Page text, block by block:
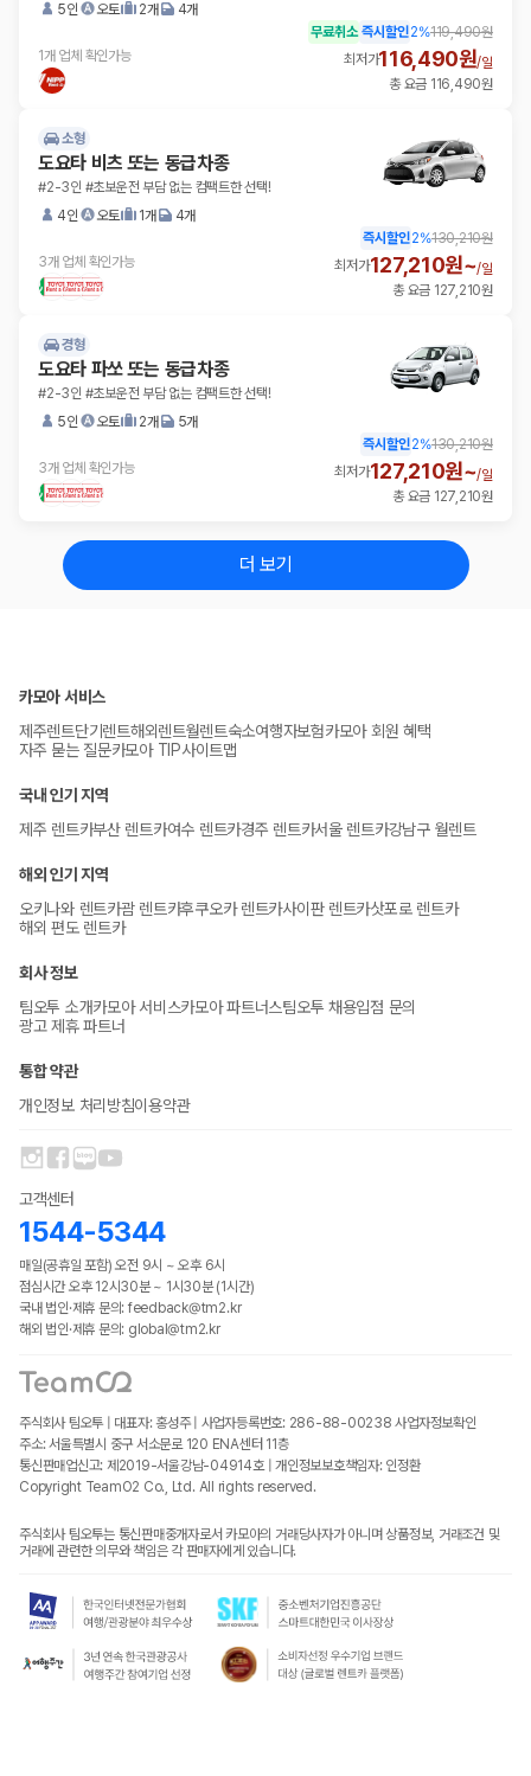
5인 오토 2개 4개
1개 업체 확인가능
무료취소 즉시할인2%119,490원
최저가116,490원/일
총 요금 116,490원
소형
도요타 비츠 또는 동급차종
#2-3인 #초보운전 부담 없는 컴팩트한 선택!
4인
오토 1개 4개
3개 업체 확인가능
즉시할인2%130,210원
최저가127,210원~/일
총 요금 127,210원
경형
도요타 파쏘 또는 동급차종
#2-3인 #초보운전 부담 없는 컴팩트한 선택!
5인
오토 2개 5개
3개 업체 확인가능
즉시할인2%130,210원
최저가127,210원~/일
총 요금 127,210원
더 보기
카모아 서비스
제주렌트단기렌트해외렌트월렌트숙소여행자보험카모아 회원 혜택
자주 묻는 질문카모아 TIP사이트맵
국내 인기 지역
제주 렌트카부산 렌트카여수 렌트카경주 렌트카서울 렌트카강남구 월렌트
해외 인기 지역
오키나와 렌트카괌 렌트카후쿠오카 렌트카사이판 렌트카삿포로 렌트카
해외 편도 렌트카
회사 정보
팀오투 소개카모아 서비스카모아 파트너스팀오투 채용입점 문의
광고 제휴 파트너
통합 약관
개인정보 처리방침이용약관
고객센터
1544-5344
매일(공휴일 포함) 오전 9시 ~ 오후 6시
점심시간 오후 12시30분 ~ 1시30분 (1시간)
국내 법인·제휴 문의: feedback@tm2.kr
해외 법인·제휴 문의: global@tm2.kr
주식회사 팀오투 | 대표자: 홍성주 | 사업자등록번호: 286-88-00238 사업자정보확인
주소: 서울특별시 중구 서소문로 120 ENA센터 11층
통신판매업신고: 제2019-서울강남-04914호 | 개인정보보호책임자: 인정환
Copyright TeamO2 Co., Ltd. All rights reserved.
주식회사 팀오투는 통신판매중개자로서 카모아의 거래당사자가 아니며 상품정보, 거래조건 및
거래에 관련한 의무와 책임은 각 판매자에게 있습니다.